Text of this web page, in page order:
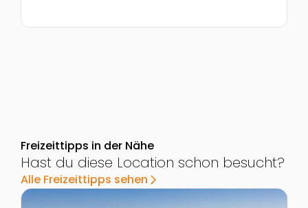
Freizeittipps in der Nähe
Hast du diese Location schon besucht?
Alle Freizeittipps sehen arrow_forward_ios
Zur Detailseite von Ruine Rauhenstein